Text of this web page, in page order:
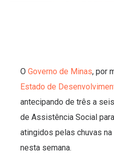
O Governo de Minas, por
Estado de
antecipando de três a
de Assistência Social
atingidos pelas chuvas
nesta semana.